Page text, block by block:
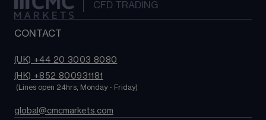
CFD TRADING
CONTACT
(UK) +44 20 3003 8080
(HK) +852 800931181
(Lines open 24hrs, Monday - Friday)
global@cmcmarkets.com